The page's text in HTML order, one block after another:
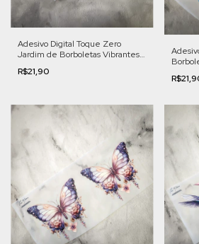
Adesivo Digital Toque Zero
Jardim de Borboletas Vibrantes |
R$21,90